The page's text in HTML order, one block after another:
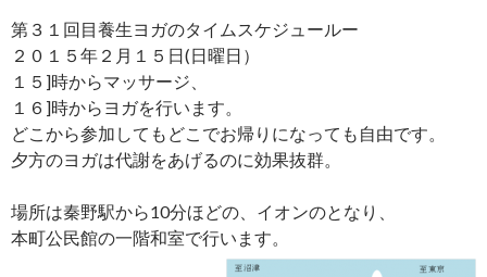
第３１回目養生ヨガのタイムスケジュールー
２０１５年２月１５日(日曜日）
１５]時からマッサージ、
１６]時からヨガを行います。
どこから参加してもどこでお帰りになっても自由です。
夕方のヨガは代謝をあげるのに効果抜群。
場所は秦野駅から10分ほどの、イオンのとなり、
本町公民館の一階和室で行います。